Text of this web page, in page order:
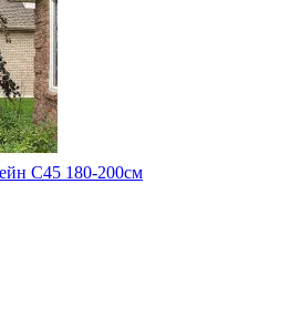
С45 180-200см